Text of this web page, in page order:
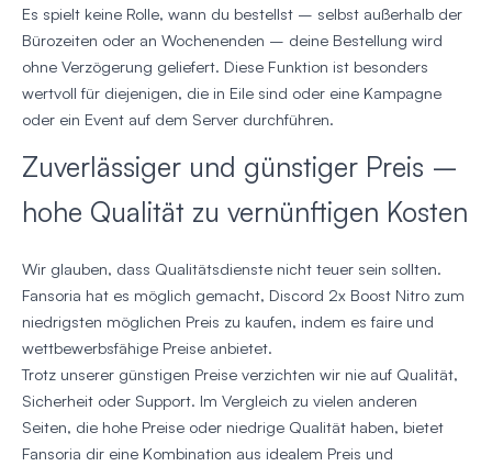
Es spielt keine Rolle, wann du bestellst – selbst außerhalb der
Bürozeiten oder an Wochenenden – deine Bestellung wird
ohne Verzögerung geliefert. Diese Funktion ist besonders
wertvoll für diejenigen, die in Eile sind oder eine Kampagne
oder ein Event auf dem Server durchführen.
Zuverlässiger und günstiger Preis –
hohe Qualität zu vernünftigen Kosten
Wir glauben, dass Qualitätsdienste nicht teuer sein sollten.
Fansoria hat es möglich gemacht, Discord 2x Boost Nitro zum
niedrigsten möglichen Preis zu kaufen, indem es faire und
wettbewerbsfähige Preise anbietet.
Trotz unserer günstigen Preise verzichten wir nie auf Qualität,
Sicherheit oder Support. Im Vergleich zu vielen anderen
Seiten, die hohe Preise oder niedrige Qualität haben, bietet
Fansoria dir eine Kombination aus idealem Preis und